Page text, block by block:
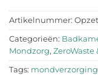
Artikelnummer:
Categorieën:
Mondzorg, ZeroWaste
Tags: mondverzorging